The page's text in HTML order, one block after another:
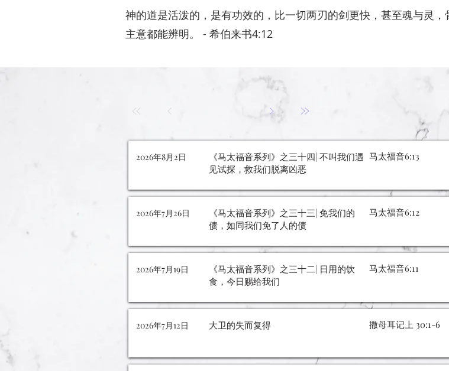
神的道是活泼的，是有功效的，比一切两刃的剑更快，甚至魂与灵
主意都能辨明。 - 希伯来书‬4:12
2026年8月2日
《马太福音系列》之三十四| 不叫我们遇
见试探，救我们脱离凶恶
马太福音6:13
2026年7月26日
《马太福音系列》之三十三| 免我们的
债，如同我们免了人的债
马太福音6:12
2026年7月19日
《马太福音系列》之三十二| 日用的饮
食，今日赐给我们
马太福音6:11
2026年7月12日 大卫的失而复得 撒母耳记上 30:1-6